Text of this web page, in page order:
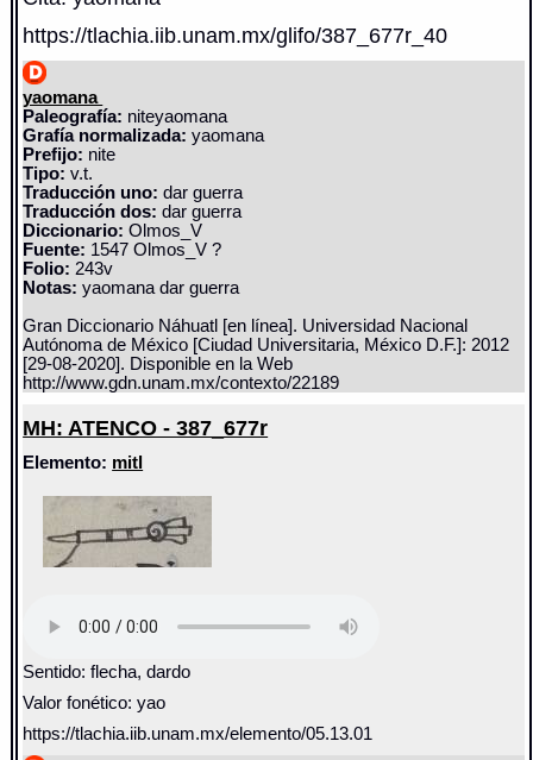
https://tlachia.iib.unam.mx/glifo/387_677r_40
yaomana
Paleografía: niteyaomana
Grafía normalizada: yaomana
Prefijo: nite
Tipo: v.t.
Traducción uno: dar guerra
Traducción dos: dar guerra
Diccionario:Olmos_V
Fuente: 1547 Olmos_V ?
Folio: 243v
Notas: yaomana dar guerra
Gran Diccionario Náhuatl [en línea]. Universidad Nacional
Autónoma de México [Ciudad Universitaria, México D.F.]: 2012
[29-08-2020]. Disponible en la Web
http://www.gdn.unam.mx/contexto/22189
MH: ATENCO - 387_677r
Elemento: mitl
Sentido: flecha, dardo
Valor fonético: yao
https://tlachia.iib.unam.mx/elemento/05.13.01